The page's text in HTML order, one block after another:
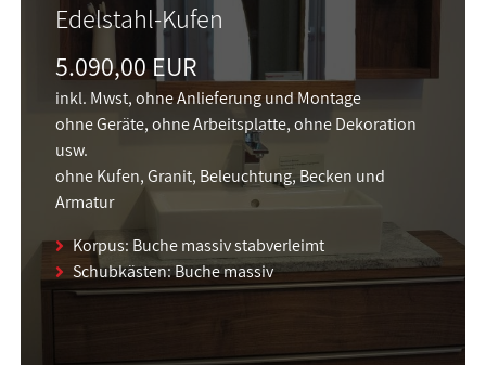
Edelstahl-Kufen
5.090,00 EUR
inkl. Mwst, ohne Anlieferung und Montage
ohne Geräte, ohne Arbeitsplatte, ohne Dekoration
usw.
ohne Kufen, Granit, Beleuchtung, Becken und
Armatur
Korpus: Buche massiv stabverleimt
Schubkästen: Buche massiv